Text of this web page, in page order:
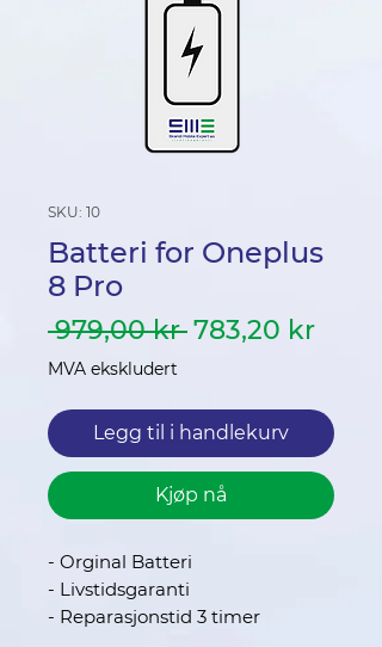
SKU: 10
Batteri for Oneplus
8 Pro
979,00 kr Vanlig
783,20 kr
MVA ekskludert
Legg til i handlekurv
Kjøp nå
- Orginal Batteri
- Livstidsgaranti
- Reparasjonstid 3 timer